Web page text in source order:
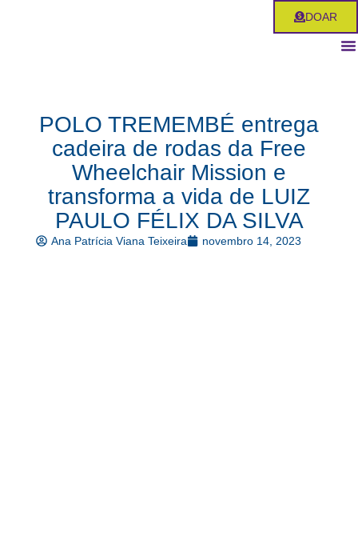
DOAR
POLO TREMEMBÉ entrega
cadeira de rodas da Free
Wheelchair Mission e
transforma a vida de LUIZ
PAULO FÉLIX DA SILVA
Ana Patrícia Viana Teixeira novembro 14, 2023